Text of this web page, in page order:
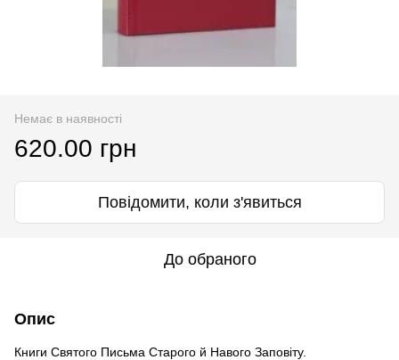
Немає в наявності
620.00 грн
Повідомити, коли з'явиться
До обраного
Опис
Книги Святого Письма Старого й Навого Заповіту.